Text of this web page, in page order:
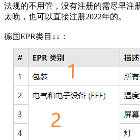
法规的不用管，没有注册的需尽早注
太晚，也可以直接注册2022年的。
德国EPR类目↓↓：